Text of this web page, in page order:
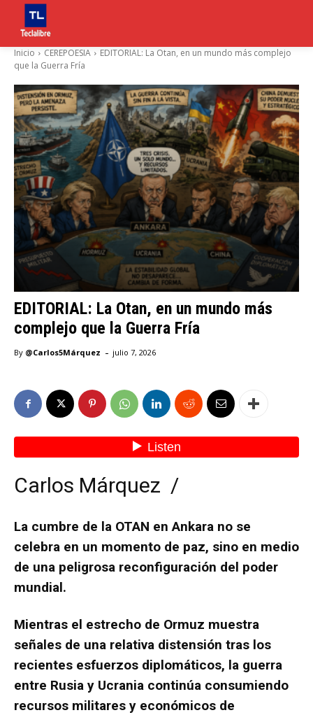
Inicio CEREPOESIA
EDITORIAL: La Otan, en un mundo más complejo
que la Guerra Fría
EDITORIAL: La Otan, en un mundo más
complejo que la Guerra Fría
By @Carlos5Márquez - julio 7, 2026
Carlos Márquez /
La cumbre de la OTAN en Ankara no se
celebra en un momento de paz, sino en medio
de una peligrosa reconfiguración del poder
mundial.
Mientras el estrecho de Ormuz muestra
señales de una relativa distensión tras los
recientes esfuerzos diplomáticos, la guerra
entre Rusia y Ucrania continúa consumiendo
recursos militares y económicos de